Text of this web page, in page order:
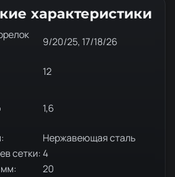
товара
характеристики
9/20/25, 17/18/26
12
1,6
Нержавеющая сталь
сетки:4
мм:
20